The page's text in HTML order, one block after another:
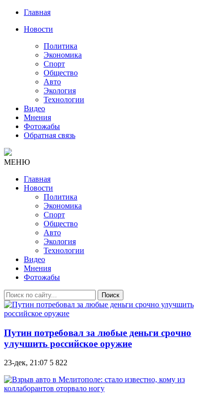
Главная
Новости
Политика
Экономика
Спорт
Общество
Авто
Экология
Технологии
Видео
Мнения
Фотожабы
Обратная связь
МЕНЮ
Главная
Новости
Политика
Экономика
Спорт
Общество
Авто
Экология
Технологии
Видео
Мнения
Фотожабы
Поиск
Путин потребовал за любые деньги срочно
улучшить российское оружие
23-дек, 21:07 5 822